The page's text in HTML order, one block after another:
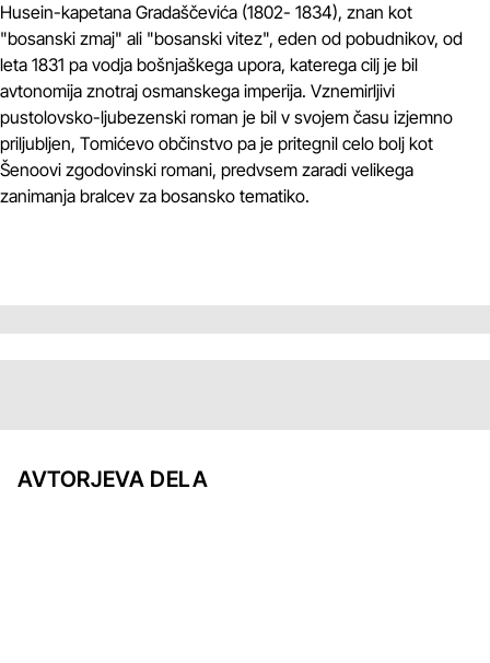
Husein-kapetana Gradaščevića (1802- 1834), znan kot
"bosanski zmaj" ali "bosanski vitez", eden od pobudnikov, od
leta 1831 pa vodja bošnjaškega upora, katerega cilj je bil
avtonomija znotraj osmanskega imperija. Vznemirljivi
pustolovsko-ljubezenski roman je bil v svojem času izjemno
priljubljen, Tomićevo občinstvo pa je pritegnil celo bolj kot
Šenoovi zgodovinski romani, predvsem zaradi velikega
zanimanja bralcev za bosansko tematiko.
AVTORJEVA DELA